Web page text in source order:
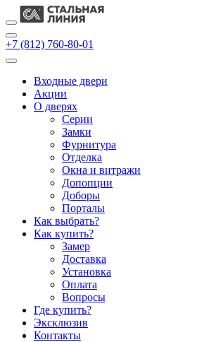
+7 (812) 760-80-01
Входные двери
Акции
О дверях
Cерии
Замки
Фурнитура
Отделка
Окна и витражи
Допопции
Доборы
Порталы
Как выбрать?
Как купить?
Замер
Доставка
Установка
Оплата
Вопросы
Где купить?
Эксклюзив
Контакты